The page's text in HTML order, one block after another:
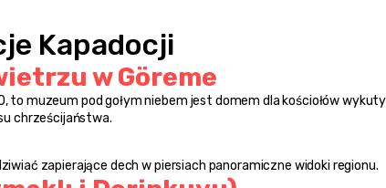
Kapadocji
w Göreme
to muzeum pod gołym niebem jest domem dla kościołów
chrześcijaństwa.
zapierające dech w piersiach panoramiczne widoki regionu.